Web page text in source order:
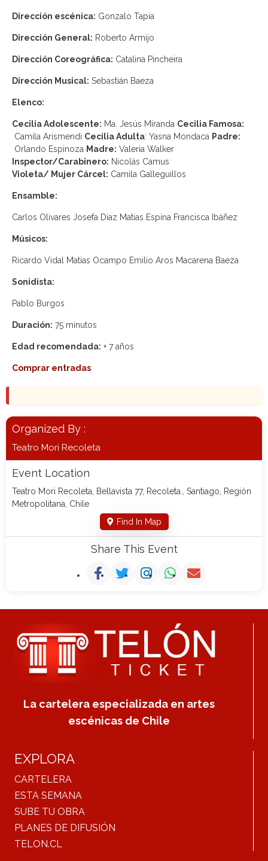
Dirección escénica: Gonzalo Tapia
Dirección General: Roberto Armijo
Dirección Coreográfica: Catalina Pincheira
Dirección Musical: Sebastián Baeza
Elenco:
Cecilia Adolescente: Ma. Jesús Miranda Cecilia Famosa:
Camila Arismendi Cecilia Adulta: Yasna Mondaca Padre:
Orlando Espinoza Madre: Valeria Walker
Inspector/Carabinero: Nicolás Camus
Violeta/ Mujer Cárcel: Camila Galleguillos
Ensamble:
Carlos Olivares Josefa Diaz Matias Espina Francisca Ibáñez
Músicos:
Ricardo Vidal Matias Ocampo Emilio Aros Macarena Baeza
Sonidista:
Pablo Burgos
Duración: 75 minutos
Edad recomendada: + 7 años
Comprar entradas
Organized By :
Teatro Mori Recoleta
Event Location
Teatro Mori Recoleta, Bellavista 77, Recoleta., Santiago, Región
Metropolitana, Chile
Find In Map
Share This Event
La cartelera especializada en artes
escénicas de Chile
EXPLORA
CARTELERA
ESTA SEMANA
SUBE TU OBRA
PLANES DE DIFUSIÓN
TELON.CL